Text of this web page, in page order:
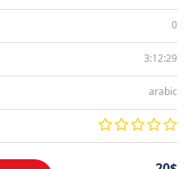
0
3:12:29
arabic